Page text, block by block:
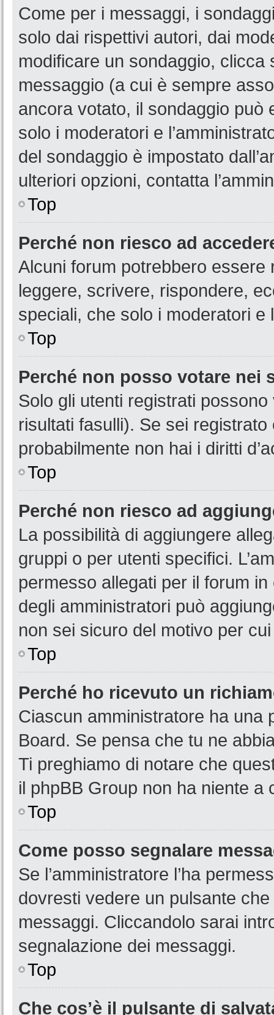
Come per i messaggi, i
solo dai rispettivi autori, dai
modificare un sondaggio,
messaggio (a cui è sempre
ancora votato, il sondaggio può
solo i moderatori e
del sondaggio è impostato
ulteriori opzioni, contatta
Top
Perché non riesco ad
Alcuni forum potrebbero
leggere, scrivere, rispondere,
speciali, che solo i moderatori e
Top
Perché non posso votare nei
Solo gli utenti registrati
risultati fasulli). Se sei
probabilmente non hai i diritti
Top
Perché non riesco ad
La possibilità di aggiungere
gruppi o per utenti specifici.
permesso allegati per il forum
degli amministratori può
non sei sicuro del motivo per
Top
Perché ho ricevuto un
Ciascun amministratore ha una
Board. Se pensa che tu ne
Ti preghiamo di notare che
il phpBB Group non ha niente a
Top
Come posso segnalare
Se l’amministratore l’ha
dovresti vedere un pulsante
messaggi. Cliccandolo sarai
segnalazione dei messaggi.
Top
Che cos’è il pulsante di